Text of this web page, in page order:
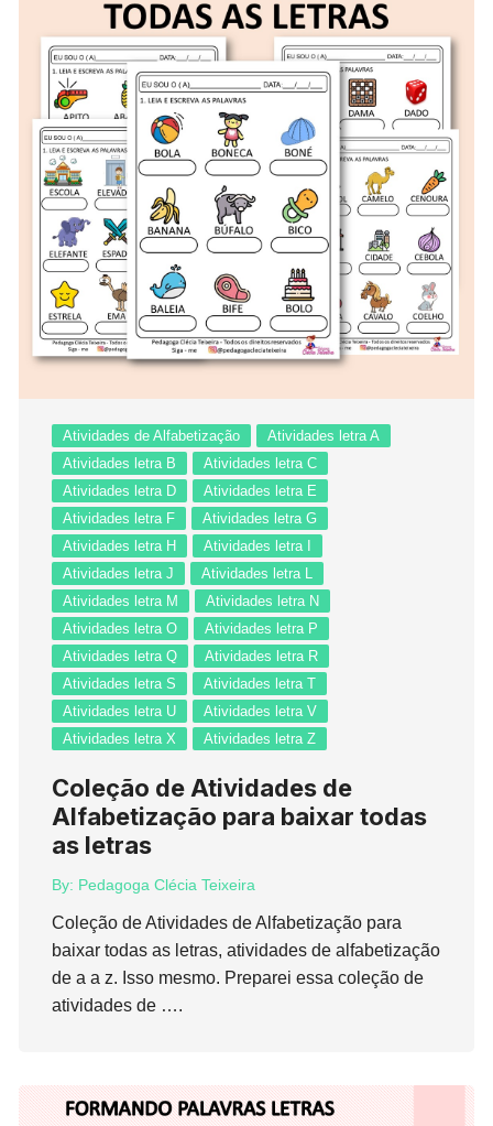
Atividades de Alfabetização
Atividades letra A
Atividades letra B
Atividades letra C
Atividades letra D
Atividades letra E
Atividades letra F
Atividades letra G
Atividades letra H
Atividades letra I
Atividades letra J
Atividades letra L
Atividades letra M
Atividades letra N
Atividades letra O
Atividades letra P
Atividades letra Q
Atividades letra R
Atividades letra S
Atividades letra T
Atividades letra U
Atividades letra V
Atividades letra X
Atividades letra Z
Coleção de Atividades de
Alfabetização para baixar todas
as letras
By: Pedagoga Clécia Teixeira
Coleção de Atividades de Alfabetização para
baixar todas as letras, atividades de alfabetização
de a a z. Isso mesmo. Preparei essa coleção de
atividades de ….